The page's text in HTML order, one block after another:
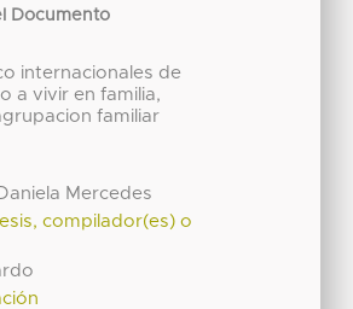
Documento
internacionales de
a vivir en familia,
familiar
Mercedes
compilador(es) o